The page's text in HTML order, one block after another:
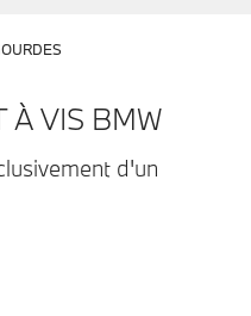
À VIS BMW
d'un